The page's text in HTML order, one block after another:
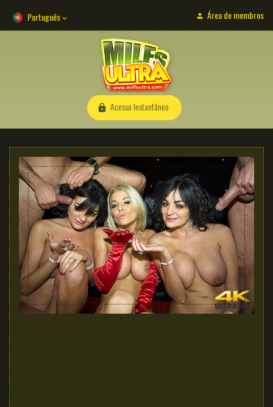
Português Área de membros
Acesso Instantâneo